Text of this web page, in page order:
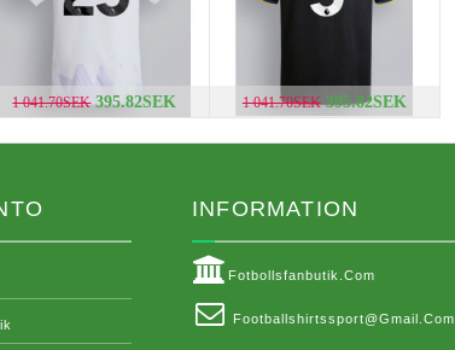
1 041.70SEK 395.82SEK 1 041.70SEK 395.82SEK
INFORMATION
Fotbollsfanbutik.com
Footballshirtssport@gmail.com